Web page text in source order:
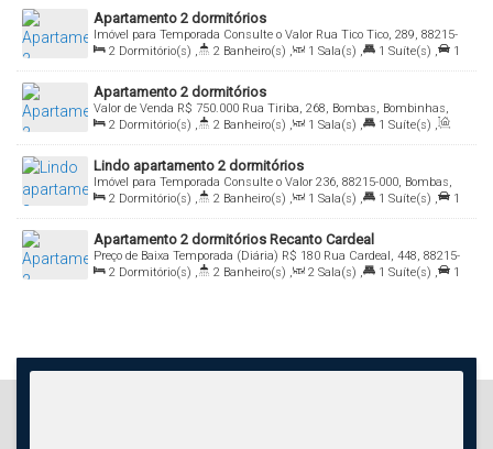
Apartamento 2 dormitórios
Consulte o Valor
Imóvel para Temporada
Rua Tico Tico, 289, 88215-
000, Bombas, Bombinhas, Santa Catarina, Brasil
2 Dormitório(s) , 2 Banheiro(s) , 1 Sala(s) , 1 Suíte(s) ,
1
Vaga(s) , Útil: 72.00m²
Apartamento 2 dormitórios
R$ 750.000
Valor de Venda
Rua Tiriba, 268, Bombas, Bombinhas,
Santa Catarina, Brasil
2 Dormitório(s) , 2 Banheiro(s) , 1 Sala(s) , 1 Suíte(s) ,
Útil: 65.00m²
Lindo apartamento 2 dormitórios
Consulte o Valor
Imóvel para Temporada
236, 88215-000, Bombas,
Bombinhas, Santa Catarina, Brasil
2 Dormitório(s) , 2 Banheiro(s) , 1 Sala(s) , 1 Suíte(s) ,
1
Vaga(s) , Útil: 75.00m²
Apartamento 2 dormitórios Recanto Cardeal
R$ 180
Preço de Baixa Temporada (Diária)
Rua Cardeal, 448, 88215-
000, Bombas, Bombinhas, Santa Catarina, Brasil
2 Dormitório(s) , 2 Banheiro(s) , 2 Sala(s) , 1 Suíte(s) ,
1